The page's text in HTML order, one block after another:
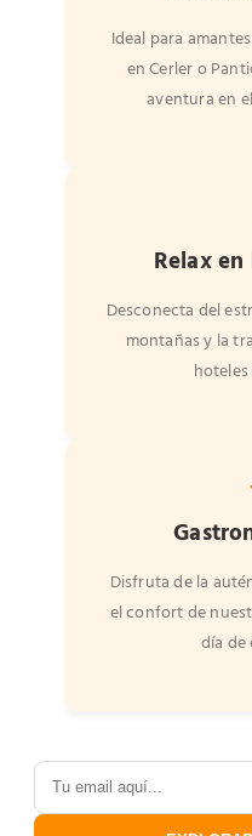
Ideal para
en Cerler o
aventura en
Relax
Desconecta del
montañas y la
Disfruta de la
el confort de
día